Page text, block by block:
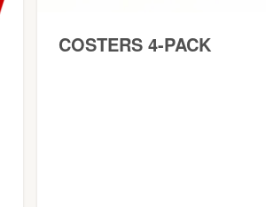
COSTERS 4-PACK